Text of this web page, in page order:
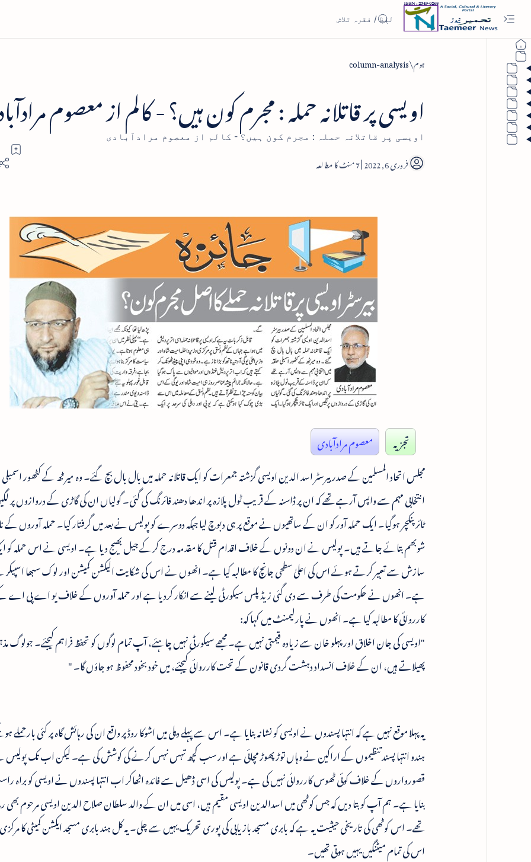
ہوم column-analysis
اویسی پر قاتلانہ حملہ : مجرم کون ہیں؟ - کالم از معصوم
اویسی پر قاتلانہ حملہ : مجرم کون ہیں؟ - کالم از معصوم مرادآبادی
7
تجزیہ
معصوم مرادآبادی
مجلس اتحاد المسلمین کے صدر بیرسٹر اسد الدین اویسی گزشتہ جمعرات کو ایک قاتلانہ حملہ میں بال بال بچ گئے۔ وہ میرٹھ کے کٹھور اسمبلی
انتخابی مہم سے واپس آرہے تھے کہ ان پر ڈاسنہ کے قریب ٹول پلازہ پر اندھا دھند فائرنگ کی گئی۔ گولیاں ان کی گاڑی کے دروازوں پر
ٹائر پنکچر ہوگیا۔ ایک حملہ آور کو ان کے ساتھیوں نے موقع پر ہی دبوچ لیا جبکہ دوسرے کو پولیس نے بعد میں گرفتار کیا۔ حملہ آوروں
شوبھم بتائے جاتے ہیں۔ پولیس نے ان دونوں کے خلاف اقدام قتل کا مقدمہ درج کرکے جیل بھیج دیا ہے۔ اویسی نے اس حملہ کو
سازش سے تعبیر کرتے ہوئے اس کی اعلیٰ سطحی جانچ کا مطالبہ کیا ہے۔ انھوں نے اس کی شکایت الیکشن کمیشن اور لوک سبھا
ہے۔ انھوں نے حکومت کی طرف سے دی گئی زیڈ پلس سیکورٹی لینے سے انکار کردیا ہے اور حملہ آوروں کے خلاف یو اے پی
کارروائی کا مطالبہ کیا ہے۔ انھوں نے پارلیمنٹ میں کہا کہ:
"اویسی کی جان اخلاق اور پہلو خان سے زیادہ قیمتی نہیں ہے۔ مجھے سیکورٹی نہیں چاہئے، آپ تمام لوگوں کو تحفظ فراہم کیجئے۔ جولوگ
پھیلاتے ہیں، ان کے خلاف انسداد دہشت گردی قانون کے تحت کارروائی کیجئے، میں خود بخود محفوظ ہو جاؤں گا۔ "
یہ پہلا موقع نہیں ہے کہ انتہا پسندوں نے اویسی کو نشانہ بنایا ہے۔ اس سے پہلے دہلی میں اشوکا روڈپر واقع ان کی رہائش گاہ پر کئی بارحملے
ہندو انتہا پسند تنظیموں کے اراکین نے وہاں توڑپھوڑ مچائی ہے اور سب کچھ تہس نہس کرنے کی کوشش کی ہے۔ لیکن اب تک
قصورواروں کے خلاف کوئی ٹھوس کارروائی نہیں کی ہے۔ پولیس کی اسی ڈھیل سے فائدہ اٹھاکر اب انتہا پسندوں نے اویسی کو براہ
بنایا ہے۔ ہم آپ کو بتا دیں کہ جس کوٹھی میں اسدالدین اویسی مقیم ہیں، اسی میں ان کے والد سلطان صلاح الدین اویسی مرحوم بھی
تھے۔ اس کوٹھی کی تاریخی حیثیت یہ ہے کہ بابری مسجد بازیابی کی پوری تحریک یہیں سے چلی۔ یہ کل ہند بابری مسجد ایکشن کمیٹی کا مرکزی
اس کی تمام میٹنگیں یہیں ہوتی تھیں۔